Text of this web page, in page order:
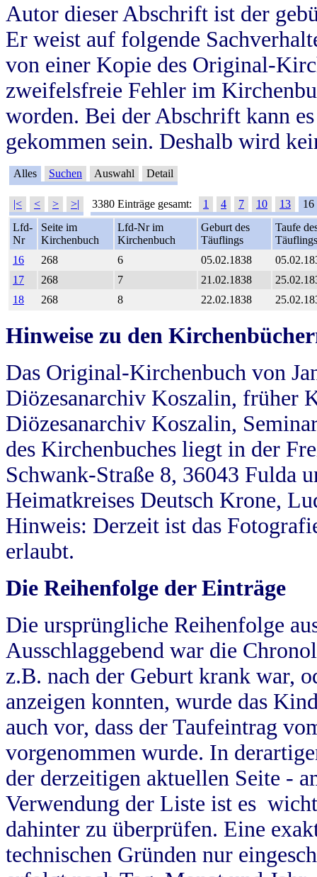
Autor dieser Abschrift ist der
Er weist auf folgende
von einer Kopie des Original-
zweifelsfreie Fehler im
worden. Bei der Abschrift kann
gekommen sein. Deshalb wird
Alles Suchen Auswahl Detail
|< < > >| 3380 Einträge gesamt: 1 4 7 10 13
16
Lfd-
Nr
Seite im
Kirchenbuch
Lfd-Nr im
Kirchenbuch
Geburt des
Täuflings
Taufe
Täuflings
16
268 6 05.02.1838
17
268 7 21.02.1838
18
268 8 22.02.1838
Hinweise zu den
Das Original-Kirchenbuch von
Diözesanarchiv Koszalin, früher
Diözesanarchiv Koszalin,
des Kirchenbuches liegt in der
Schwank-Straße 8, 36043 Fulda
Heimatkreises Deutsch Krone,
Hinweis: Derzeit ist das
erlaubt.
Die Reihenfolge der Einträge
Die ursprüngliche Reihenfolge
Ausschlaggebend war die
z.B. nach der Geburt krank war,
anzeigen konnten, wurde das
auch vor, dass der Taufeintrag
vorgenommen wurde. In
der derzeitigen aktuellen Seite -
Verwendung der Liste ist es
dahinter zu überprüfen. Eine
technischen Gründen nur